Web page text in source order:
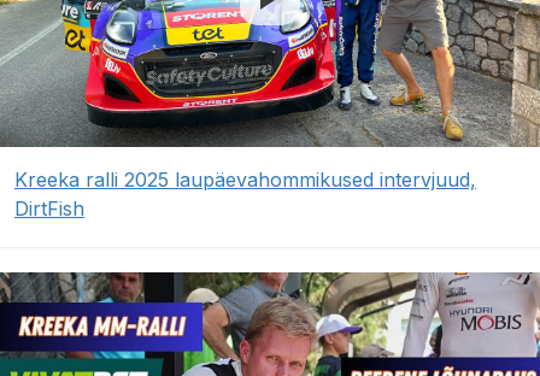
Kreeka ralli 2025 laupäevahommikused intervjuud,
DirtFish